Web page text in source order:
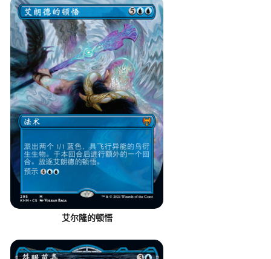
艾尔隆的顿悟